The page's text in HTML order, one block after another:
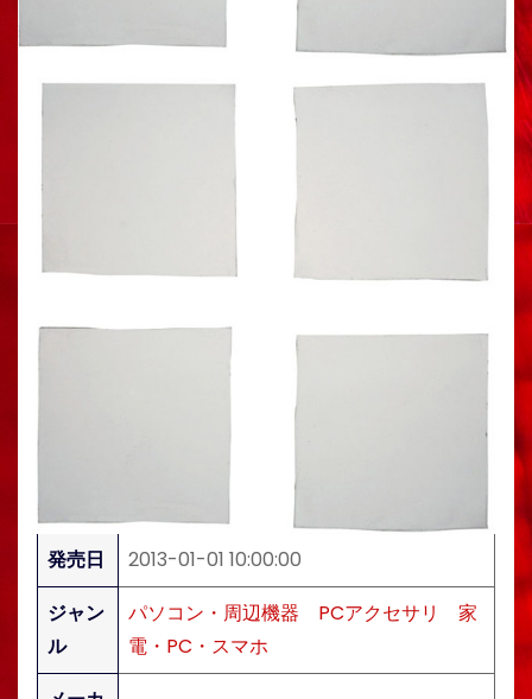
発売日
2013-01-01 10:00:00
ジャン
ル
パソコン・周辺機器 PCアクセサリ
家
電・PC・スマホ